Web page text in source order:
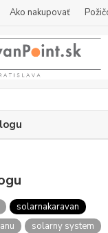
Ako nakupovať
solarnakaravan
solarny system